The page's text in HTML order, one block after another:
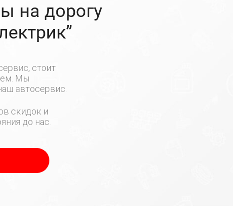
на дорогу
стоит
Мы
автосервис.
скидок и
до нас.